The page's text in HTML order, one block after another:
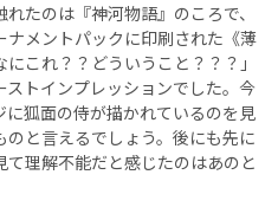
たのは『神河物語』のころで、
メントパックに印刷された《薄
これ？？どういうこと？？？」
トインプレッションでした。今
狐面の侍が描かれているのを見
と言えるでしょう。後にも先に
理解不能だと感じたのはあのと